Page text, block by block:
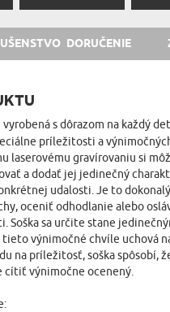
DORUČENIE
vyrobená s dôrazom na každý
príležitosti a
laserovému gravírovaniu si
a dodať jej jedinečný
udalosti. Je to
oceniť odhodlanie alebo
Soška sa určite stane
výnimočné chvíle uchová
na príležitosť, soška spôsobí,
cítiť výnimočne ocenený.